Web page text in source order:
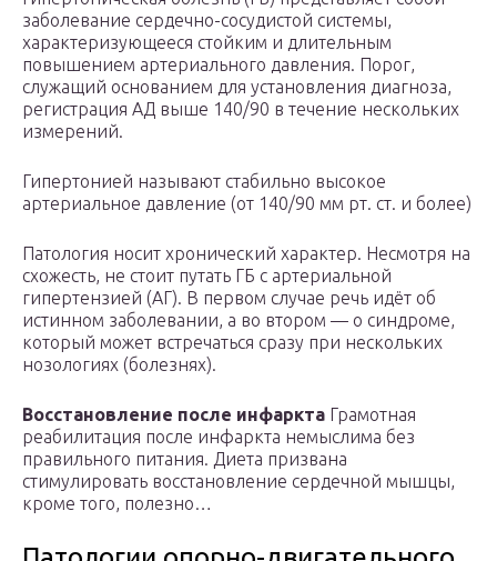
заболевание сердечно-сосудистой системы,
характеризующееся стойким и длительным
повышением артериального давления. Порог,
служащий основанием для установления диагноза,
регистрация АД выше 140/90 в течение нескольких
измерений.
Гипертонией называют стабильно высокое
артериальное давление (от 140/90 мм рт. ст. и более)
Патология носит хронический характер. Несмотря на
схожесть, не стоит путать ГБ с артериальной
гипертензией (АГ). В первом случае речь идёт об
истинном заболевании, а во втором — о синдроме,
который может встречаться сразу при нескольких
нозологиях (болезнях).
Восстановление после инфаркта Грамотная
реабилитация после инфаркта немыслима без
правильного питания. Диета призвана
стимулировать восстановление сердечной мышцы,
кроме того, полезно…